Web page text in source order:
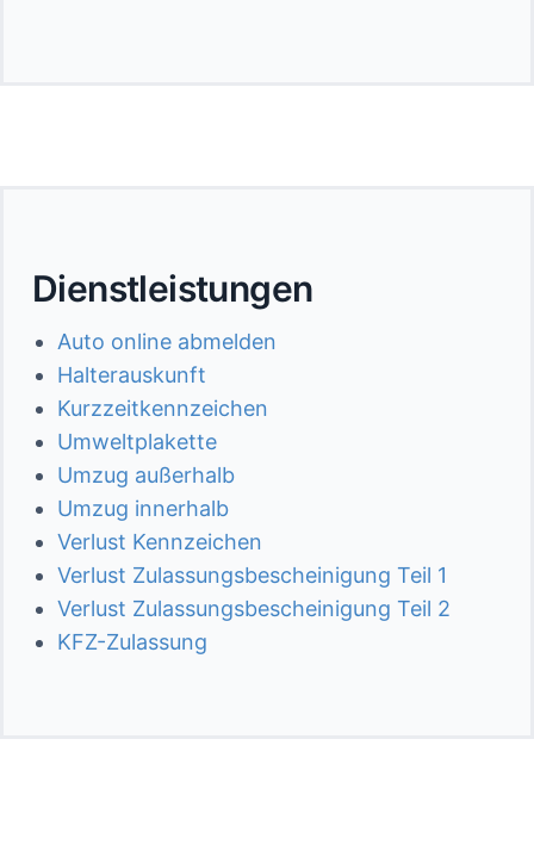
Dienstleistungen
Auto online abmelden
Halterauskunft
Kurzzeitkennzeichen
Umweltplakette
Umzug außerhalb
Umzug innerhalb
Verlust Kennzeichen
Verlust Zulassungsbescheinigung Teil 1
Verlust Zulassungsbescheinigung Teil 2
KFZ-Zulassung